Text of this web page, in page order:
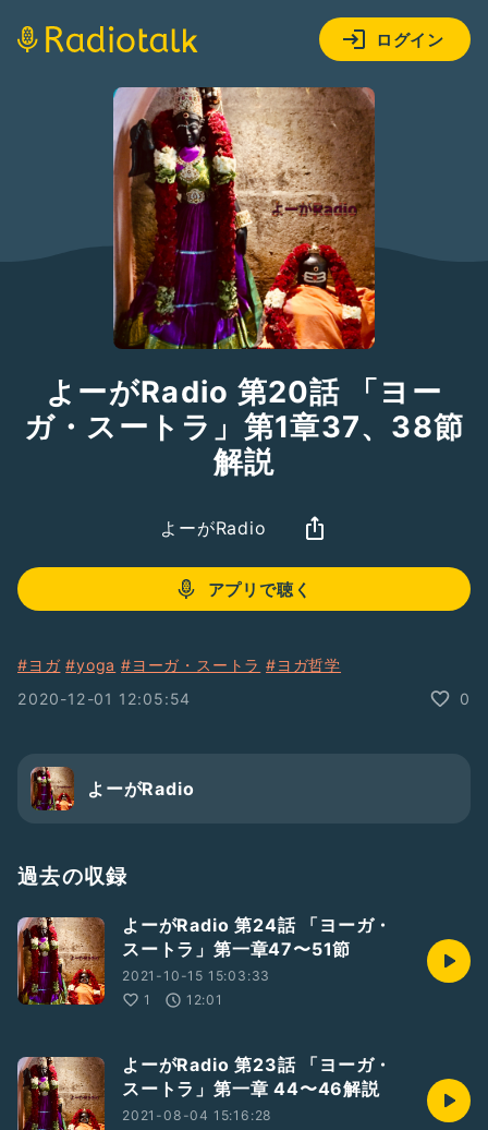
ログイン
よーがRadio 第20話 「ヨー
ガ・スートラ」第1章37、38節
解説
よーがRadio
アプリで聴く
#ヨガ #yoga #ヨーガ・スートラ #ヨガ哲学
2020-12-01 12:05:54
0
よーがRadio
過去の収録
よーがRadio 第24話 「ヨーガ・
スートラ」第一章47〜51節
2021-10-15 15:03:33
1
12:01
よーがRadio 第23話 「ヨーガ・
スートラ」第一章 44〜46解説
2021-08-04 15:16:28